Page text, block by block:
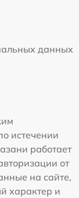
данных
истечении
работает
от
на сайте,
характер и